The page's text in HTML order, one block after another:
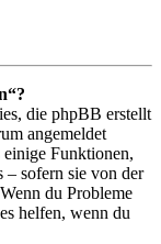
die phpBB erstellt
angemeldet
Funktionen,
– sofern sie von der
du Probleme
helfen, wenn du